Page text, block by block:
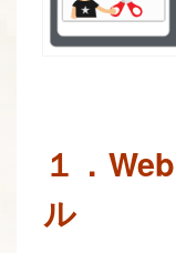
１．
ル